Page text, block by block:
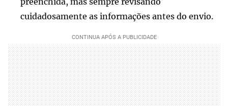
cuidadosamente as informações antes do envio.